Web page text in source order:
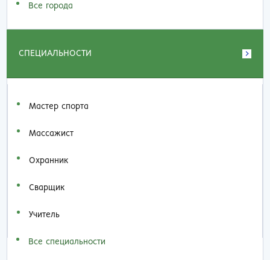
Все города
СПЕЦИАЛЬНОСТИ
Мастер спорта
Массажист
Охранник
Сварщик
Учитель
Все специальности